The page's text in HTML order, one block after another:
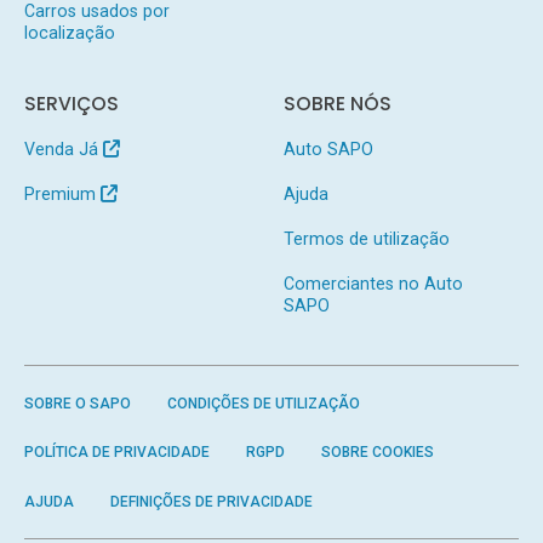
Carros usados por
localização
SERVIÇOS
Venda Já
Premium
SOBRE NÓS
Auto SAPO
Ajuda
Termos de utilização
Comerciantes no Auto
SAPO
SOBRE O SAPO CONDIÇÕES DE UTILIZAÇÃO
POLÍTICA DE PRIVACIDADE RGPD SOBRE COOKIES
AJUDA DEFINIÇÕES DE PRIVACIDADE